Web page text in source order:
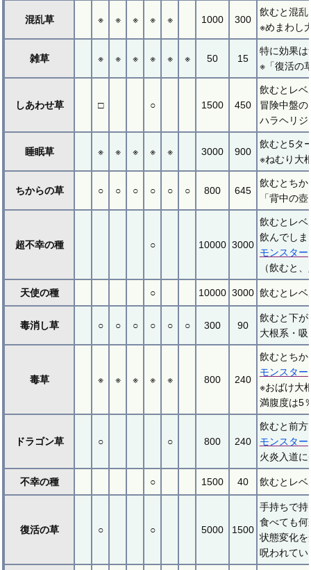
混乱草 ※ ※ ※ ※ ※ 1000 300
飲むと混乱
※めまわし
雑草 ※ ※ ※ ※ ※ ※ 50 15
特に効果は
※「復活の
しあわせ草 □ ○ 1500 450
飲むとレベ
冒険中盤
ハラヘリジ
睡眠草 ※ ※ ※ ※ ※ 3000 900
飲むと5タ
※ねむり大
ちからの草 ○ ○ ○ ○ ○ ○ 800 645
飲むとちか
「背中の
超不幸の種 ○ 10000 3000
飲むとレベ
飲んでしま
モンスター
（飲むと
天使の種 ○ 10000 3000 飲むとレベ
毒消し草 ○ ○ ○ ○ ○ ○ 300 90
飲むと下が
大根系・吸
毒草 ※ ※ ※ ※ ※ 800 240
飲むとちか
モンスター
※おばけ大
満腹度は5
ドラゴン草 ○ ○ 800 240
飲むと前
モンスター
火炎入道
不幸の種 ○ 1500 40 飲むとレベ
復活の草 ○ ○ 5000 1500
手持ちで持
食べても何
状態変化を
呪われてい